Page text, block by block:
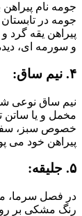
جومه نام
جومه در
پیراهن یقه گرد
و سورمه ای،
۴. نیم ساق:
نیم ساق نوعی
مخمل و یا ساتن
خصوص سبز،
پیراهن خود می
۵. جلیقه:
در فصل سرما،
رنگ مشکی بر